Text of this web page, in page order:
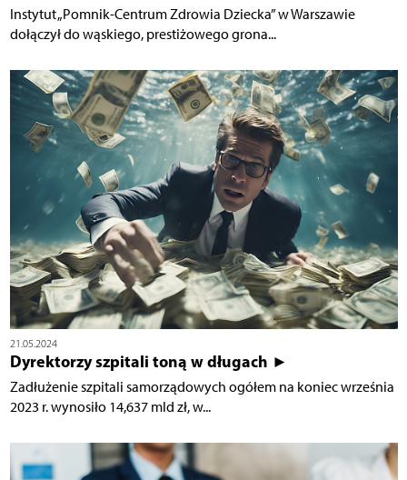
Instytut „Pomnik-Centrum Zdrowia Dziecka” w Warszawie
dołączył do wąskiego, prestiżowego grona...
21.05.2024
Dyrektorzy szpitali toną w długach ►
Zadłużenie szpitali samorządowych ogółem na koniec września
2023 r. wynosiło 14,637 mld zł, w...